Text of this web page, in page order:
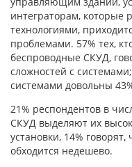
интеграторам, которые
технологиями,
проблемами. 57% тех,
беспроводные СКУД,
сложностей с
системами довольны
21% респондентов в
СКУД выделяют их
установки, 14%
обходится недешево.